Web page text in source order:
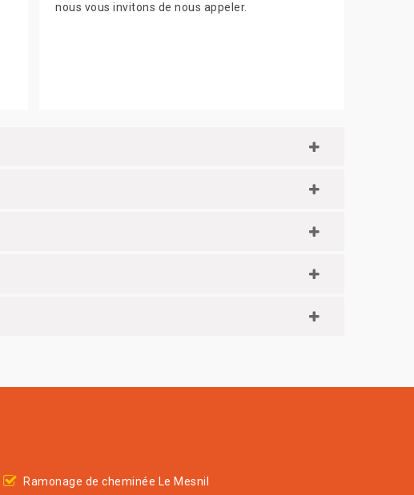
nous vous invitons de nous appeler.
Ramonage de cheminée Le Mesnil